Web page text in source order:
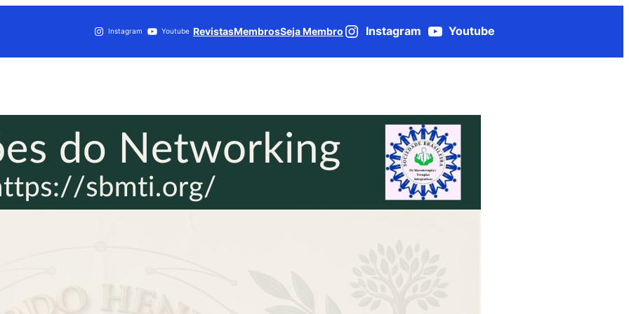
Instagram Youtube RevistasMembrosSeja Membro Instagram Youtube